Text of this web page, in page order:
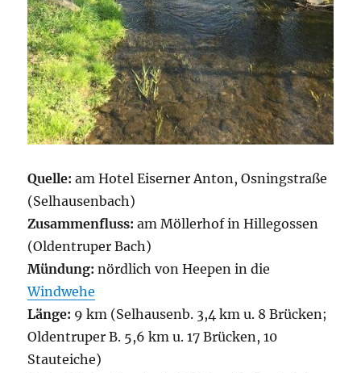
Quelle: am Hotel Eiserner Anton, Osningstraße
(Selhausenbach)
Zusammenfluss: am Möllerhof in Hillegossen
(Oldentruper Bach)
Mündung: nördlich von Heepen in die
Windwehe
Länge: 9 km (Selhausenb. 3,4 km u. 8 Brücken;
Oldentruper B. 5,6 km u. 17 Brücken, 10
Stauteiche)